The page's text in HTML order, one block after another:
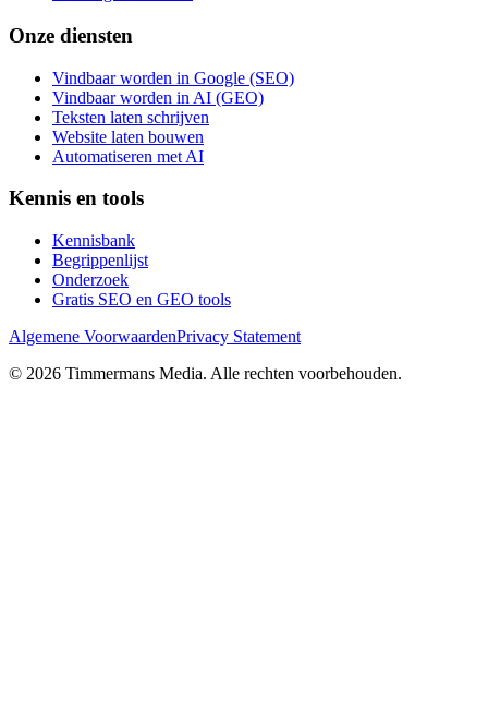
Onze diensten
Vindbaar worden in Google (SEO)
Vindbaar worden in AI (GEO)
Teksten laten schrijven
Website laten bouwen
Automatiseren met AI
Kennis en tools
Kennisbank
Begrippenlijst
Onderzoek
Gratis SEO en GEO tools
Algemene VoorwaardenPrivacy Statement
© 2026 Timmermans Media. Alle rechten voorbehouden.